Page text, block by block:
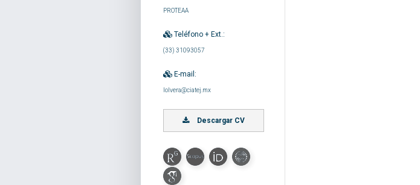
PROTEAA
Teléfono + Ext.:
(33) 31093057
E-mail:
lolvera@ciatej.mx
Descargar CV